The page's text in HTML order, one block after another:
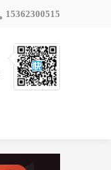
15362300515